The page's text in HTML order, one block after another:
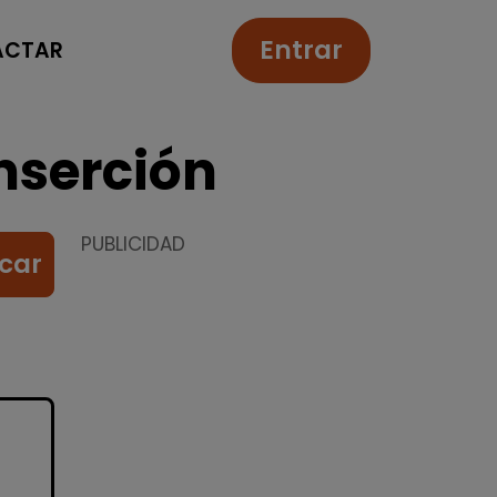
Entrar
PUBLICIDAD